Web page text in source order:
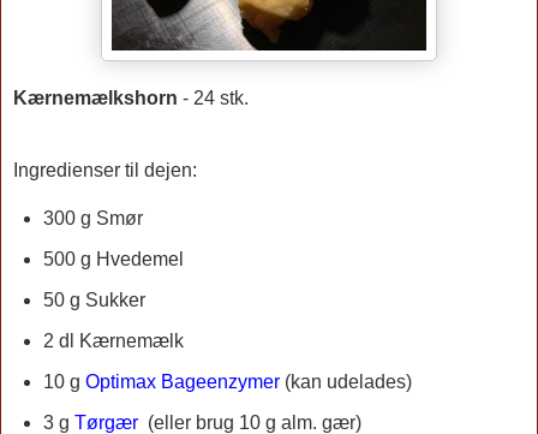
Kærnemælkshorn - 24 stk.
Ingredienser til dejen:
300 g Smør
500 g Hvedemel
50 g Sukker
2 dl Kærnemælk
10 g Optimax Bageenzymer(kan udelades)
3 g Tørgær(eller brug 10 g alm. gær)